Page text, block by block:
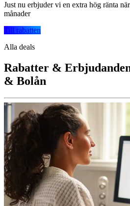
Just nu erbjuder vi en extra hög ränta
månader
Till rabatten
Alla deals
Rabatter &
& Bolån